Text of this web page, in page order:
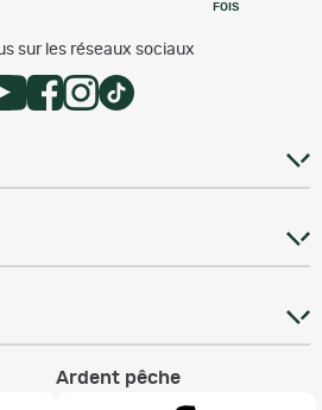
FOIS
sur les réseaux sociaux
Ardent pêche